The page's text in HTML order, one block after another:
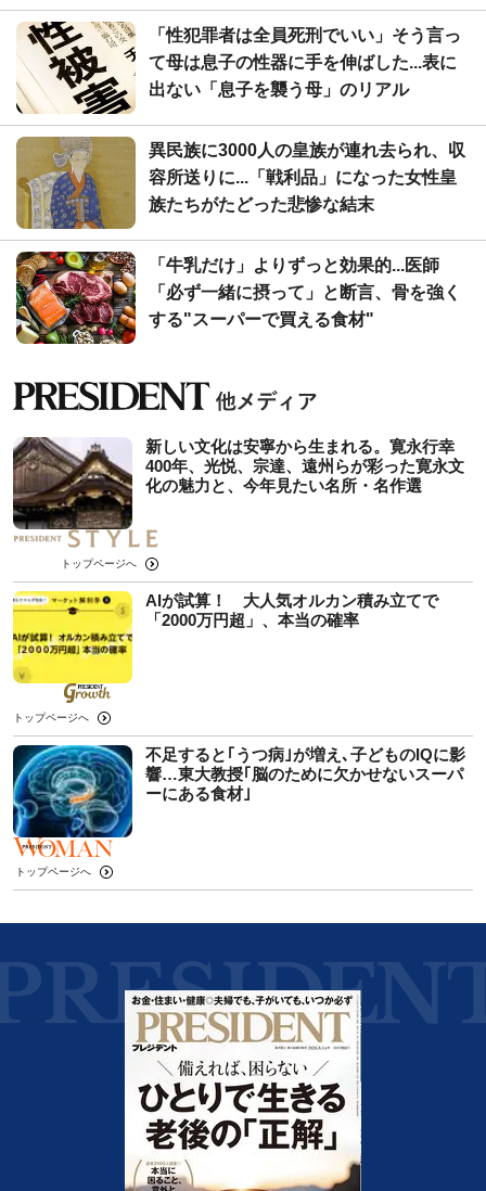
「性犯罪者は全員死刑でいい」そう言っ
て母は息子の性器に手を伸ばした...表に
出ない「息子を襲う母」のリアル
異民族に3000人の皇族が連れ去られ、収
容所送りに...「戦利品」になった女性皇
族たちがたどった悲惨な結末
「牛乳だけ」よりずっと効果的...医師
「必ず一緒に摂って」と断言、骨を強く
する"スーパーで買える食材"
新しい文化は安寧から生まれる。寛永行幸
400年、光悦、宗達、遠州らが彩った寛永文
化の魅力と、今年見たい名所・名作選
トップページへ
AIが試算！ 大人気オルカン積み立てで
「2000万円超」、本当の確率
トップページへ
不足すると｢うつ病｣が増え､子どものIQに影
響…東大教授｢脳のために欠かせないスーパ
ーにある食材｣
トップページへ